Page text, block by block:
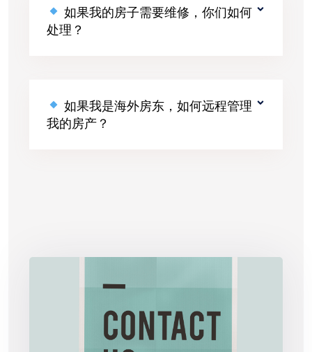
如果我的房子需要维修，你们如何
处理？
如果我是海外房东，如何远程管理
我的房产？